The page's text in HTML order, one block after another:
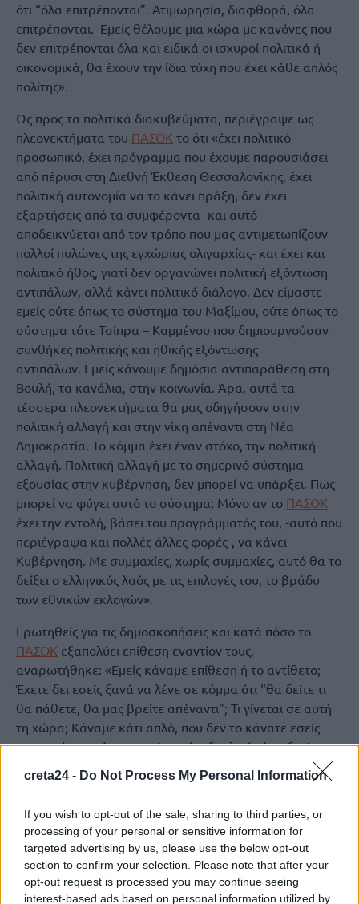
creta24 - Do Not Process My Personal Information
If you wish to opt-out of the sale, sharing to third parties, or
processing of your personal or sensitive information for
targeted advertising by us, please use the below opt-out
section to confirm your selection. Please note that after your
opt-out request is processed you may continue seeing
interest-based ads based on personal information utilized by
ότι “όλα επιτρέπονται”. Ατιμωρησία, διαφθορά, όλα
επιτρέπονται. Εμείς θέλουμε μια χώρα με κανόνες που
δεν επιτρέπονται όλα και ειδικά οι ισχυροί πολιτικά ή
οικονομικά, θα έχουν την ίδια τύχη που έχει κάθε απλός
πολίτης».
Ως προς τα πολιτικά διακυβεύματα, περιέγραψε ως
πλεονεκτήματα του ΠΑΣΟΚ το ότι «έχει πολιτικό
προσωπικό, έχει πρόγραμμα που έχουμε παρουσιάσει
από πέρυσι στη Διεθνή Έκθεση Θεσσαλονίκης, έχει
πολιτική αυτονομία να το κάνει πράξη, δεν έχει
εξαρτήσεις από τα συμφέροντα -και αυτό
αποδεικνύεται από τον τρόπο που μας αντιμετωπίζουν
πολλοί πυλώνες της εγχώριας ολιγαρχίας- και έχει και
πολιτικό ήθος, γιατί δεν οργανώνει πολιτική εξόντωση
αντιπάλων, αλλά κάνει πολιτικό διάλογο. Δεν είμαστε
εμείς ούτε όπως το σύστημα του Μαξίμου, ούτε όπως το
σύστημα τότε Τσίπρα – Καμμένου που δημιουργούσαν
συνθήκες πολιτικής και ηθικής εξόντωσης
αντιπάλων. Εμείς κάνουμε δημόσια αντιπαράθεση στη
Βουλή, τα κανάλια, στην κοινωνία. Άρα, αυτά τα
τέσσερα πλεονεκτήματα θα μας οδηγήσουν στην
πολιτική αλλαγή και στην νίκη απέναντι στη Νέα
Δημοκρατία. Το κόμμα έχει έναν στόχο, την πολιτική
αλλαγή. Πολιτική αλλαγή με το σημερινό σύστημα
εξουσίας στην κυβέρνηση, δεν μπορεί να υπάρξει. Πως
μπορεί να φύγει αυτό το σύστημα; Μόνο αν το ΠΑΣΟΚ
έχει την εντολή, βάσει του προγράμματός του, -αυτό που
περιέγραψα και πολλές άλλες φορές-, να κάνει
Κυβέρνηση. Με συμμαχίες, χωρίς συμμαχίες, αυτό θα το
δείξει ο ελληνικός λαός με τις επιλογές του, το βράδυ
των εθνικών εκλογών».
Ερωτηθείς για τις δημοσκοπήσεις και κατά πόσο το
ΠΑΣΟΚ εξαπολύει επίθεση εναντίον τους,
αναρωτήθηκε: «Εμείς κάναμε επίθεση ή το αντίθετο;
Έχετε δει εσείς ξανά να λένε σε κόμμα ότι “θα δείτε τι
θα πάθετε, θα μας βρείτε απέναντι”; Τι γίνεται σε αυτή
τη χώρα; Κάναμε κάτι απλό, που δεν το κάνατε εσείς
καταρχάς, γιατί κανονικά αυτή η δουλειά είναι δική σας,
δεν είναι δική μας. Να πάρετε τις δημοσκοπήσεις και να
πείτε: «Βρε παιδιά, τι γίνεται εδώ; Τη μια μέρα η
2%;». Τι είναι τα κόμματα; Δηλαδή, βγήκαν
δημοσκοπήσεις μαζεμένες, τις οποίες αν τις βάλετε σε
σειρά και δείτε τις διαφορές που έχουν, θα καταλάβετε
ότι έχουμε απολύτως δίκιο. Οι ίδιες οι δημοσκοπήσεις
αλληλοδιαψεύδονται».